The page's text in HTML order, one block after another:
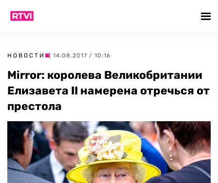
НОВОСТИ | 14.08.2017 / 10:16
Mirror: королева Великобритании
Елизавета II намерена отречься от
престола